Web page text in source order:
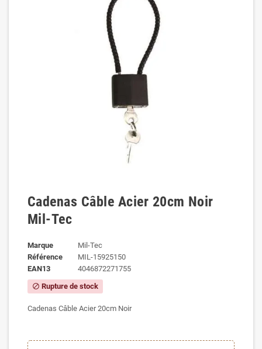
Cadenas Câble Acier 20cm Noir
Mil-Tec
Marque
Mil-Tec
Référence
MIL-15925150
EAN13
4046872271755
block Rupture de stock
Cadenas Câble Acier 20cm Noir